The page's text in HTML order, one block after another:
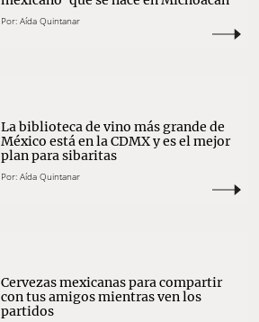
Por:Aída Quintanar
La biblioteca de vino más grande de
México está en la CDMX y es el mejor
plan para sibaritas
Por:Aída Quintanar
Cervezas mexicanas para compartir
con tus amigos mientras ven los
partidos